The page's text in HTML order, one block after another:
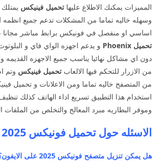
المميزات يمكنك الاطلاع عليها تحميل فينيكس
وسهله خاليه تماما من المشكلات تدعم جميع انظمه
اساسي او منفصل في فونيكس برابط مباشر مجانا
تحميل Phoenix
و يدعم اجهزه الواي فاي و
دون اي مشاكل نهائيا يناسب جميع الاجهزه القديمه
من الازرار للتحكم فيها الالعاب تحميل فينيكس وتم
من المتصفح خاليه تماما ومن الاعلانات و تحميل
استخدام هذا التطبيق تسريع اداء الهاتف كذلك
وموفر البطاريه مبرد المعالج والتخلص من الملفات
الاسئله حول تحميل فونيكس 2025 فونيكس
هل يمكن تنزيل متصفح فونيكس 2025 على الايفون؟